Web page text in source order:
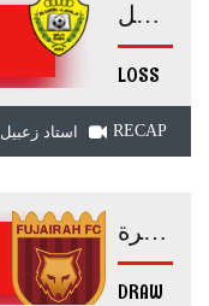
الوصل
LOSS
استاد زعبيل RECAP
الفجيرة
DRAW